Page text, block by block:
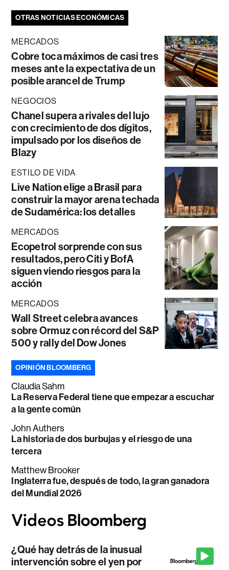
OTRAS NOTICIAS ECONÓMICAS
MERCADOS
Cobre toca máximos de casi tres
meses ante la expectativa de un
posible arancel de Trump
NEGOCIOS
Chanel supera a rivales del lujo
con crecimiento de dos dígitos,
impulsado por los diseños de
Blazy
ESTILO DE VIDA
Live Nation elige a Brasil para
construir la mayor arena techada
de Sudamérica: los detalles
MERCADOS
Ecopetrol sorprende con sus
resultados, pero Citi y BofA
siguen viendo riesgos para la
acción
MERCADOS
Wall Street celebra avances
sobre Ormuz con récord del S&P
500 y rally del Dow Jones
OPINIÓN BLOOMBERG
Claudia Sahm
La Reserva Federal tiene que empezar a escuchar
a la gente común
John Authers
La historia de dos burbujas y el riesgo de una
tercera
Matthew Brooker
Inglaterra fue, después de todo, la gran ganadora
del Mundial 2026
¿Qué hay detrás de la inusual
intervención sobre el yen por